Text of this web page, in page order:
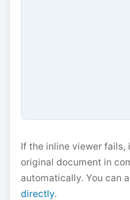
If the inline viewer fails,
original document in
automatically. You can
directly.